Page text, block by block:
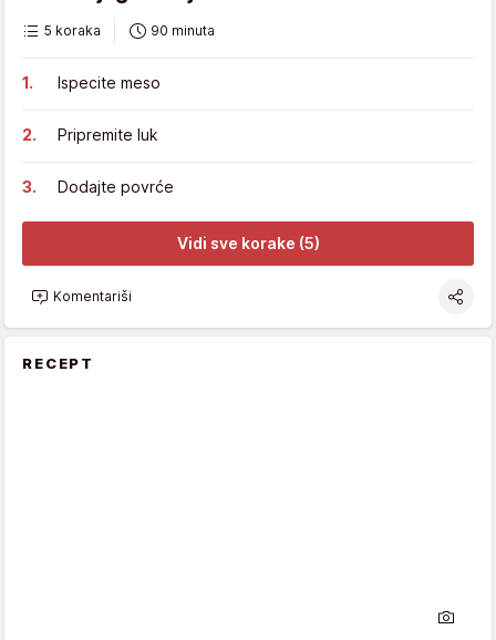
5 koraka 90 minuta
Ispecite meso
Pripremite luk
Dodajte povrće
Vidi sve korake (5)
Komentariši
RECEPT